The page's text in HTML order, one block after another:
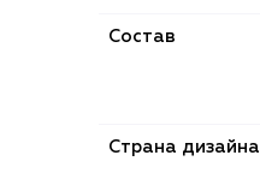
Состав
Страна дизайна